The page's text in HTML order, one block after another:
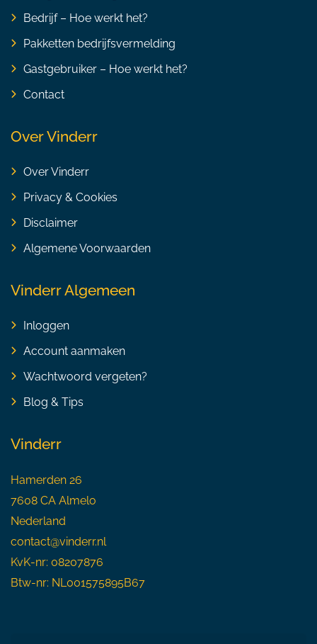
Bedrijf – Hoe werkt het?
Pakketten bedrijfsvermelding
Gastgebruiker – Hoe werkt het?
Contact
Over Vinderr
Over Vinderr
Privacy & Cookies
Disclaimer
Algemene Voorwaarden
Vinderr Algemeen
Inloggen
Account aanmaken
Wachtwoord vergeten?
Blog & Tips
Vinderr
Hamerden 26
7608 CA Almelo
Nederland
contact@vinderr.nl
KvK-nr: 08207876
Btw-nr: NL001575895B67